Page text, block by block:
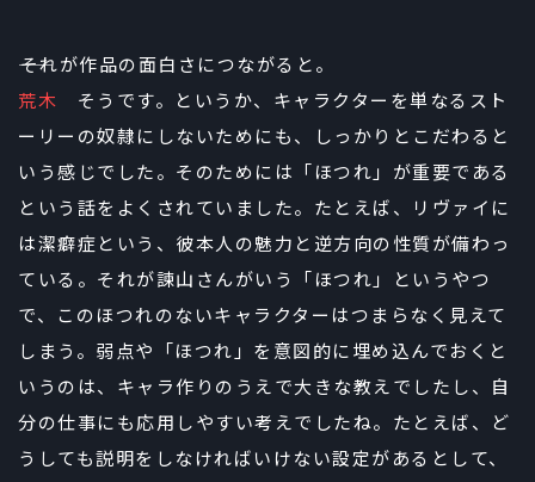
――それが作品の面白さにつながると。
荒木 そうです。というか、キャラクターを単なるスト
ーリーの奴隷にしないためにも、しっかりとこだわると
いう感じでした。そのためには「ほつれ」が重要である
という話をよくされていました。たとえば、リヴァイに
は潔癖症という、彼本人の魅力と逆方向の性質が備わっ
ている。それが諫山さんがいう「ほつれ」というやつ
で、このほつれのないキャラクターはつまらなく見えて
しまう。弱点や「ほつれ」を意図的に埋め込んでおくと
いうのは、キャラ作りのうえで大きな教えでしたし、自
分の仕事にも応用しやすい考えでしたね。たとえば、ど
うしても説明をしなければいけない設定があるとして、